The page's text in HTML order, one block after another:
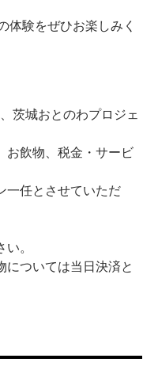
体験をぜひお楽しみく
茨城おとのわプロジェ
お飲物、税金・サービ
一任とさせていただ
。
ついては当日決済と